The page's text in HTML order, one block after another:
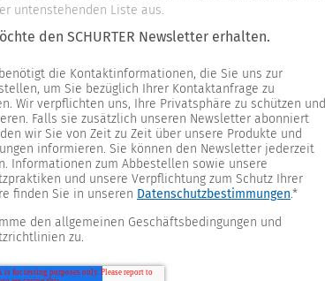
untenstehenden Liste aus.
den SCHURTER Newsletter erhalten.
benötigt die Kontaktinformationen, die Sie uns zur
um Sie bezüglich Ihrer Kontaktanfrage zu
Wir verpflichten uns, Ihre Privatsphäre zu schützen und
Falls sie zusätzlich unseren Newsletter abonniert
wir Sie von Zeit zu Zeit über unsere Produkte und
informieren. Sie können den Newsletter jederzeit
Informationen zum Abbestellen sowie unsere
und unsere Verpflichtung zum Schutz Ihrer
finden Sie in unseren Datenschutzbestimmungen.*
den allgemeinen Geschäftsbedingungen und
zu.